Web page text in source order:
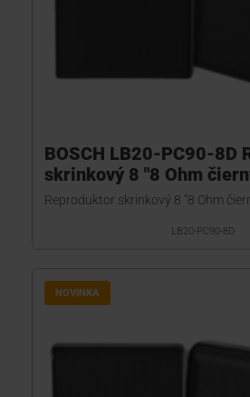
BOSCH LB20-PC90-8D
skrinkový 8 "8 Ohm
Reproduktor skrinkový 8 "8 Ohm
LB20-PC90-8D
NOVINKA